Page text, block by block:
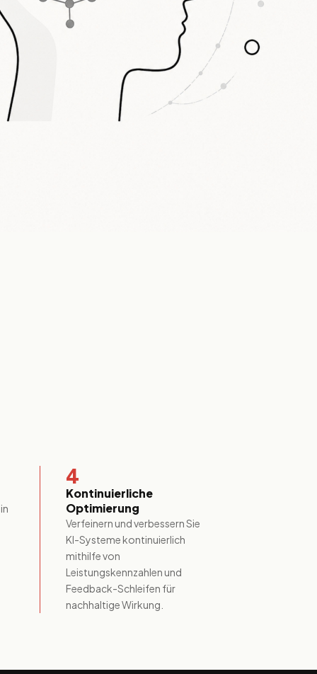
4
Kontinuierliche
Optimierung
Verfeinern und verbessern Sie
KI-Systeme kontinuierlich
mithilfe von
Leistungskennzahlen und
Feedback-Schleifen für
nachhaltige Wirkung.